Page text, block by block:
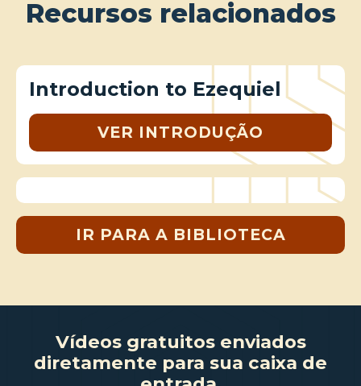
Recursos relacionados
Introduction to Ezequiel
VER INTRODUÇÃO
IR PARA A BIBLIOTECA
Vídeos gratuitos enviados
diretamente para sua caixa de